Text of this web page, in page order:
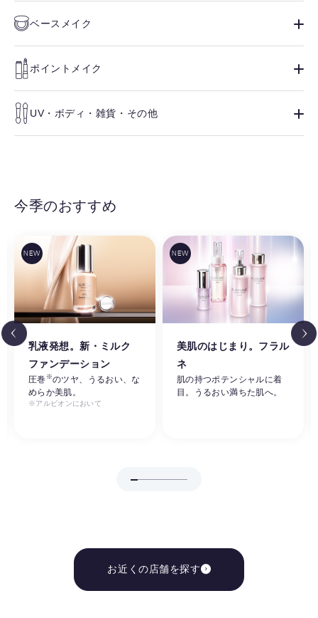
ベースメイク
ポイントメイク
UV・ボディ・雑貨・その他
今季のおすすめ
乳液発想。新・ミルク
ファンデーション
圧巻 ※のツヤ、うるおい、な
めらか美肌。
※アルビオンにおいて
美肌のはじまり。フラル
ネ
肌の持つポテンシャルに着
目。うるおい満ちた肌へ。
お近くの店舗を探す